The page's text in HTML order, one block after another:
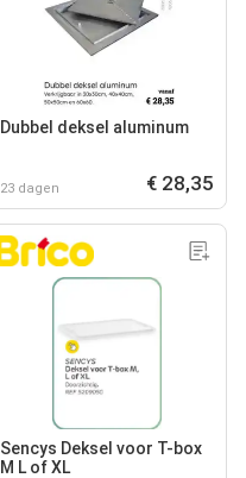
Dubbel deksel aluminum
23 dagen € 28,35
Sencys Deksel voor T-box
M L of XL